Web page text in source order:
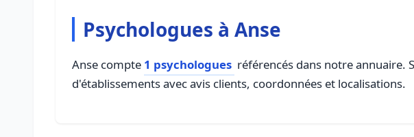
Psychologues à Anse
Anse compte 1 psychologues référencés dans notre annuaire.
d'établissements avec avis clients, coordonnées et localisations.